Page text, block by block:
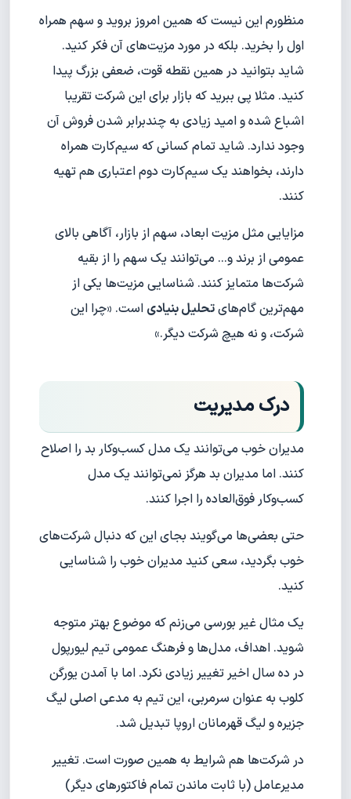
منظورم این نیست که همین امروز بروید و سهم همراه
اول را بخرید. بلکه در مورد مزیت‌های آن فکر کنید.
شاید بتوانید در همین نقطه قوت، ضعفی بزرگ پیدا
کنید. مثلا پی ببرید که بازار برای این شرکت تقریبا
اشباع شده و امید زیادی به چندبرابر شدن فروش آن
وجود ندارد. شاید تمام کسانی که سیم‌کارت همراه
دارند، بخواهند یک سیم‌کارت دوم اعتباری هم تهیه
کنند.
مزایایی مثل مزیت ابعاد، سهم از بازار، آگاهی بالای
عمومی از برند و... می‌توانند یک سهم را از بقیه
شرکت‌ها متمایز کنند. شناسایی مزیت‌ها یکی از
مهم‌ترین گام‌هایتحلیل بنیادی است. «چرا این
شرکت، و نه هیچ شرکت دیگر.»
درک مدیریت
مدیران خوب می‌توانند یک مدل کسب‌وکار بد را اصلاح
کنند. اما مدیران بد هرگز نمی‌توانند یک مدل
کسب‌وکار فوق‌العاده را اجرا کنند.
حتی بعضی‌ها می‌گویند بجای این که دنبال شرکت‌های
خوب بگردید، سعی کنید مدیران خوب را شناسایی
کنید.
یک مثال غیر بورسی می‌زنم که موضوع بهتر متوجه
شوید. اهداف، مدل‌ها و فرهنگ عمومی تیم لیورپول
در ده سال اخیر تغییر زیادی نکرد. اما با آمدن یورگن
کلوب به عنوان سرمربی، این تیم به مدعی اصلی لیگ
جزیره و لیگ قهرمانان اروپا تبدیل شد.
در شرکت‌ها هم شرایط به همین صورت است. تغییر
مدیرعامل (با ثابت ماندن تمام فاکتورهای دیگر)